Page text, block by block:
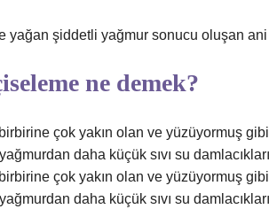
yağan şiddetli yağmur sonucu oluşan
ne demek?
çok yakın olan ve yüzüyormuş
daha küçük sıvı su
çok yakın olan ve yüzüyormuş
daha küçük sıvı su